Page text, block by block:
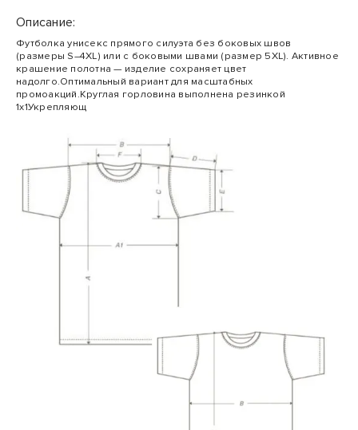
Описание:
Футболка унисекс прямого силуэта без боковых швов
(размеры S–4XL) или с боковыми швами (размер 5XL). Активное
крашение полотна — изделие сохраняет цвет
надолго.Оптимальный вариант для масштабных
промоакций.Круглая горловина выполнена резинкой
1х1Укрепляющ